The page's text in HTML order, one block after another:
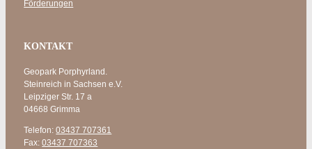
Förderungen
KONTAKT
Geopark Porphyrland.
Steinreich in Sachsen e.V.
Leipziger Str. 17 a
04668 Grimma
Telefon:03437 707361
Fax:03437 707363